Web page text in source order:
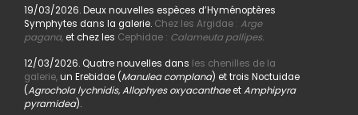
19/03/2026. Deux nouvelles espèces d’Hyménoptères
Symphytes dans la galerie. Chez les Argidae : Arge
pagana,et chez les Cephidae : Calameuta pallipes.
12/03/2026. Quatre nouvelles dans les chenilles de la
galerie,un Erebidae (Manulea complana) et trois Noctuidae
(Agrochola lychnidis, Allophyes oxyacanthaeetAmphipyra
pyramidea).